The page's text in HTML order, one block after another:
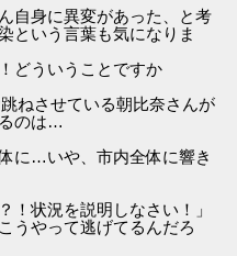
自身に異変があった、と考
という言葉も気になりま
どういうことですか
ねさせている朝比奈さんが
のは…
に…いや、市内全体に響き
！状況を説明しなさい！」
うやって逃げてるんだろ